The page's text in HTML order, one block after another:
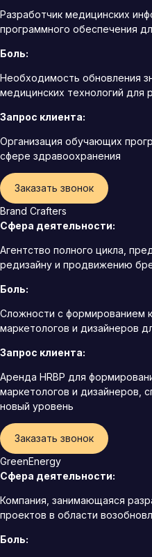
Разработчик медицинских
программного обеспечения
Боль:
Необходимость обновления
медицинских технологий для
Запрос клиента:
Организация обучающих
сфере здравоохранения
Заказать звонок
Brand Crafters
Сфера деятельности:
Агентство полного цикла,
редизайну и продвижению
Боль:
Сложности с формированием
маркетологов и дизайнеров
Запрос клиента:
Аренда HRBP для
маркетологов и дизайнеров,
новый уровень
Заказать звонок
GreenEnergy
Сфера деятельности:
Компания, занимающаяся
проектов в области
Боль: